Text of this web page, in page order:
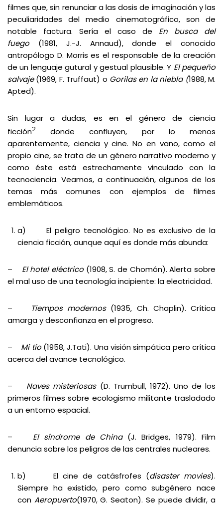
filmes que, sin renunciar a las dosis de imaginación y las
peculiaridades del medio cinematográfico, son de
notable factura. Sería el caso de En busca del
fuego (1981, J.-J. Annaud),
donde el conocido
antropólogo D. Morris es el responsable de la creación
de un lenguaje gutural y gestual plausible. Y El pequeño
salvaje(1969, F. Truffaut) o Gorilas en la niebla (1988, M.
Apted).
Sin lugar a dudas, es en el género de ciencia
ficción2
donde confluyen, por lo menos
aparentemente, ciencia y cine. No en vano, como el
propio cine, se trata de un género narrativo moderno y
como éste está estrechamente vinculado con la
tecnociencia. Veamos, a continuación, algunos de los
temas más comunes con ejemplos de filmes
emblemáticos.
a) El peligro tecnológico. No es exclusivo de la
ciencia ficción, aunque aquí es donde más abunda:
– El hotel eléctrico (1908, S. de Chomón). Alerta sobre
el mal uso de una tecnología incipiente: la electricidad.
– Tiempos modernos(1935, Ch. Chaplin). Crítica
amarga y desconfianza en el progreso.
– Mi tío(1958, J.Tati). Una visión simpática pero crítica
acerca del avance tecnológico.
– Naves misteriosas (D. Trumbull, 1972). Uno de los
primeros filmes sobre ecologismo militante trasladado
a un entorno espacial.
– El síndrome de China (J. Bridges, 1979). Film
denuncia sobre los peligros de las centrales nucleares.
b) El cine de catásfrofes (disaster movies).
Siempre ha existido, pero como subgénero nace
con Aeropuerto(1970, G. Seaton). Se puede dividir, a